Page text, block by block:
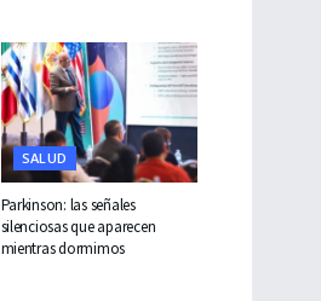
SALUD
Parkinson: las señales
silenciosas que aparecen
mientras dormimos